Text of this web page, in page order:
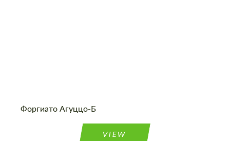
Форгиато Агуццо-Б
VIEW
СВЯЖИТЕСЬ СО МНОЙ
СВЯЖИТЕСЬ СО МНОЙ